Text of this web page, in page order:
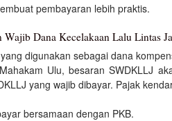
pembayaran lebih praktis.
Dana Kecelakaan Lalu Lintas
digunakan sebagai dana
Ulu, besaran SWDKLLJ
yang wajib dibayar. Pajak
bersamaan dengan PKB.